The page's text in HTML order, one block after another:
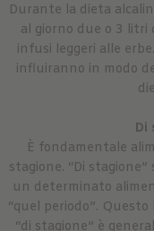
Durante la dieta
al giorno due o 3 litri
infusi leggeri alle
influiranno in modo
Di
È fondamentale
stagione. “Di
un determinato
“quel periodo”.
“di stagione” è